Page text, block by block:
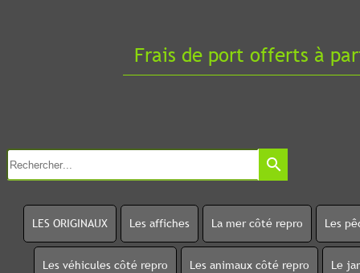
Frais de port offerts à
search
LES ORIGINAUX Les affiches La mer côté repro Les
Les véhicules côté repro Les animaux côté repro Le